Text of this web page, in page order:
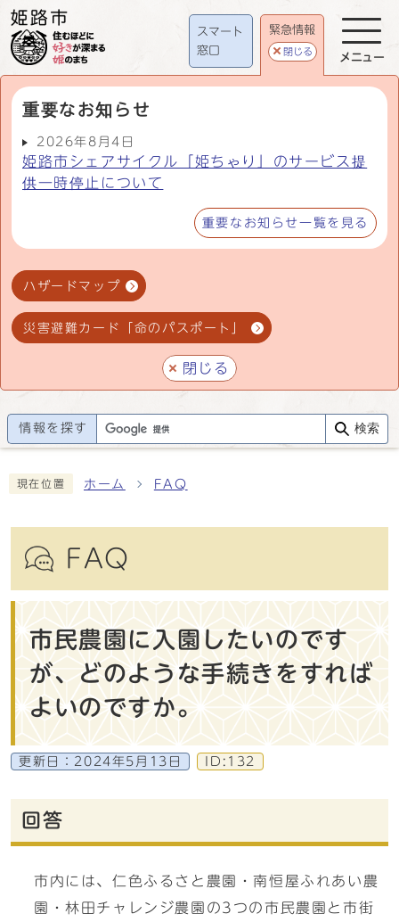
スマート
窓口
緊急情報
閉じる
重要なお知らせ
2026年8月4日
姫路市シェアサイクル「姫ちゃり」のサービス提
供一時停止について
重要なお知らせ一覧を見る
ハザードマップ
災害避難カード「命のパスポート」
閉じる
メニュー
情報を探す 検索
現在位置 ホーム FAQ
FAQ
市民農園に入園したいのです
が、どのような手続きをすれば
よいのですか。
更新日： 2024年5月13日 ID:132
回答
市内には、仁色ふるさと農園・南恒屋ふれあい農
園・林田チャレンジ農園の3つの市民農園と市街